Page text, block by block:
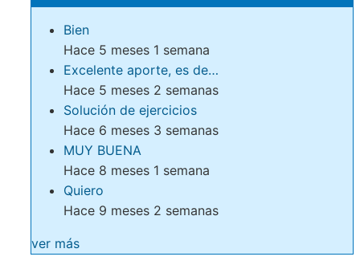
Bien
Hace 5 meses 1 semana
Excelente aporte, es de…
Hace 5 meses 2 semanas
Solución de ejercicios
Hace 6 meses 3 semanas
MUY BUENA
Hace 8 meses 1 semana
Quiero
Hace 9 meses 2 semanas
ver más